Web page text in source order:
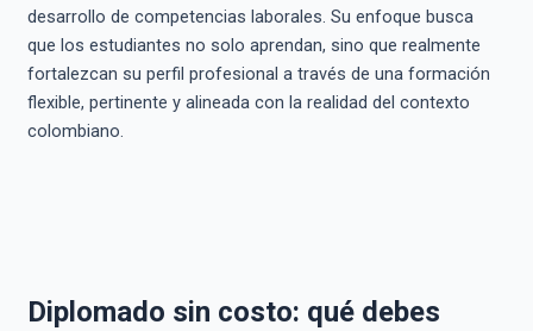
desarrollo de competencias laborales. Su enfoque busca
que los estudiantes no solo aprendan, sino que realmente
fortalezcan su perfil profesional a través de una formación
flexible, pertinente y alineada con la realidad del contexto
colombiano.
Diplomado sin costo: qué debes